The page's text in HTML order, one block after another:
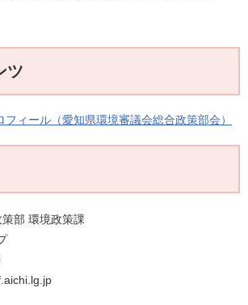
ツ
フィール（愛知県環境審議会総合政策部会）
策部 環境政策課